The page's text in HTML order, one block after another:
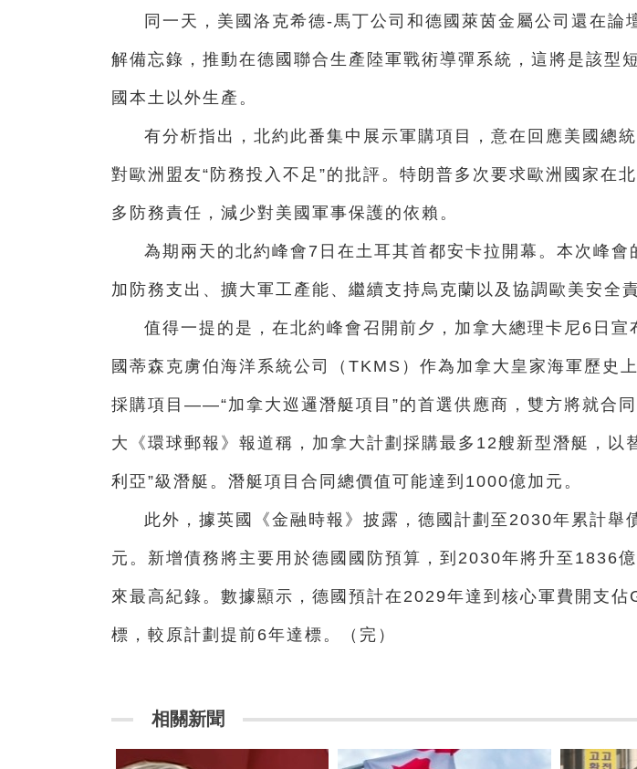
同一天，美國洛克希德-馬丁公司和德國萊茵金屬公司還在論
解備忘錄，推動在德國聯合生產陸軍戰術導彈系統，這將是該型
國本土以外生產。
有分析指出，北約此番集中展示軍購項目，意在回應美國總
對歐洲盟友“防務投入不足”的批評。特朗普多次要求歐洲國家在
多防務責任，減少對美國軍事保護的依賴。
為期兩天的北約峰會7日在土耳其首都安卡拉開幕。本次峰會
加防務支出、擴大軍工產能、繼續支持烏克蘭以及協調歐美安全
值得一提的是，在北約峰會召開前夕，加拿大總理卡尼6日宣
國蒂森克虜伯海洋系統公司（TKMS）作為加拿大皇家海軍歷史
採購項目——“加拿大巡邏潛艇項目”的首選供應商，雙方將就合
大《環球郵報》報道稱，加拿大計劃採購最多12艘新型潛艇，以
利亞”級潛艇。潛艇項目合同總價值可能達到1000億加元。
此外，據英國《金融時報》披露，德國計劃至2030年累計舉
元。新增債務將主要用於德國國防預算，到2030年將升至1836
來最高紀錄。數據顯示，德國預計在2029年達到核心軍費開支佔
標，較原計劃提前6年達標。（完）
相關新聞